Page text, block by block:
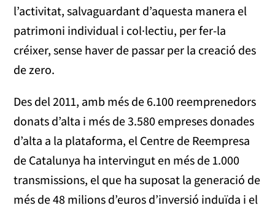
l’activitat, salvaguardant d’aquesta manera el
patrimoni individual i col·lectiu, per fer-la
créixer, sense haver de passar per la creació des
de zero.
Des del 2011, amb més de 6.100 reemprenedors
donats d’alta i més de 3.580 empreses donades
d’alta a la plataforma, el Centre de Reempresa
de Catalunya ha intervingut en més de 1.000
transmissions, el que ha suposat la generació de
més de 48 milions d’euros d’inversió induïda i el